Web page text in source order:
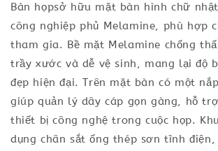
Bàn họpsở hữu mặt bàn hình chữ
công nghiệp phủ Melamine, phù hợp
tham gia. Bề mặt Melamine chống
trầy xước và dễ vệ sinh, mang lại độ
đẹp hiện đại. Trên mặt bàn có một
giúp quản lý dây cáp gọn gàng, hỗ
thiết bị công nghệ trong cuộc họp.
dụng chân sắt ống thép sơn tĩnh